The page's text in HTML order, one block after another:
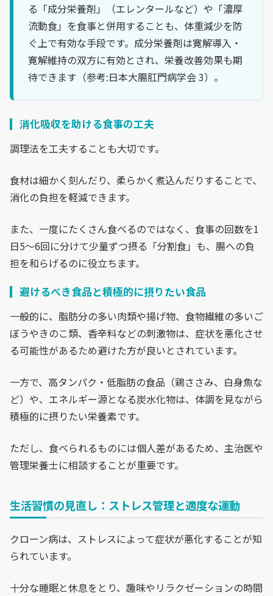
る「成分栄養剤」（エレンタールなど）や「濃厚
流動食」を食事と併用することも、体重減少を防
ぐ上で有効な手段です。成分栄養剤は寛解導入・
寛解維持の双方に有効とされ、栄養改善効果も期
待できます（参考:日本大腸肛門病学会 3）。
消化吸収を助ける食事の工夫
調理法を工夫することも大切です。
食材は細かく刻んだり、柔らかく煮込んだりすることで、
消化の負担を軽減できます。
また、一度にたくさん食べるのではなく、食事の回数を1
日5〜6回に分けて少量ずつ摂る「分割食」も、腸への負
担を和らげるのに役立ちます。
避けるべき食品と積極的に摂りたい食品
一般的に、脂肪分の多い肉類や揚げ物、食物繊維の多いご
ぼうやきのこ類、香辛料などの刺激物は、症状を悪化させ
る可能性があるため避けた方が良いとされています。
一方で、高タンパク・低脂肪の食品（鶏ささみ、白身魚な
ど）や、エネルギー源となる炭水化物は、体調を見ながら
積極的に摂りたい栄養素です。
ただし、食べられるものには個人差があるため、主治医や
管理栄養士に相談することが重要です。
生活習慣の見直し：ストレス管理と適度な運動
クローン病は、ストレスによって症状が悪化することが知
られています。
十分な睡眠と休息をとり、趣味やリラクゼーションの時間